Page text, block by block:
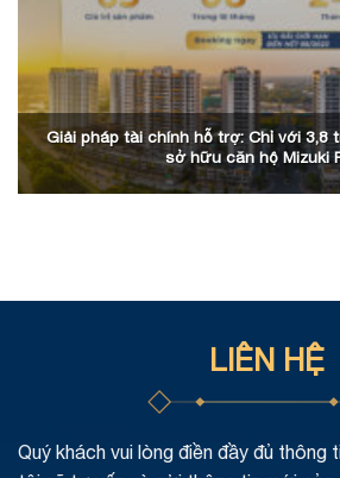
Giải pháp tài chính hỗ trợ: Chỉ với 3,8
sở hữu căn hộ Mizuki
LIÊN HỆ
Quý khách vui lòng điền đầy đủ thông